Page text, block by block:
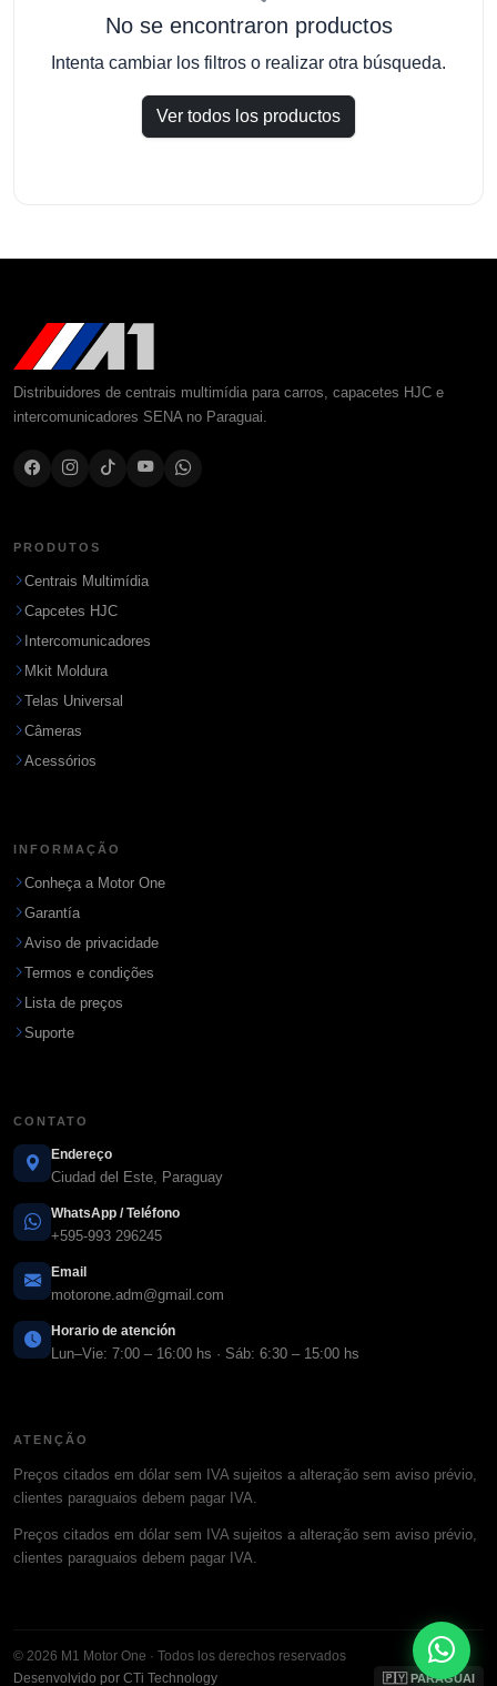
No se encontraron productos
Intenta cambiar los filtros o realizar otra búsqueda.
Ver todos los productos
Distribuidores de centrais multimídia para carros, capacetes HJC e
intercomunicadores SENA no Paraguai.
PRODUTOS
Centrais Multimídia
Capcetes HJC
Intercomunicadores
Mkit Moldura
Telas Universal
Câmeras
Acessórios
INFORMAÇÃO
Conheça a Motor One
Garantía
Aviso de privacidade
Termos e condições
Lista de preços
Suporte
CONTATO
Endereço
Ciudad del Este, Paraguay
WhatsApp / Teléfono
+595-993 296245
Email
motorone.adm@gmail.com
Horario de atención
Lun–Vie: 7:00 – 16:00 hs · Sáb: 6:30 – 15:00 hs
ATENÇÃO
Preços citados em dólar sem IVA sujeitos a alteração sem aviso prévio,
clientes paraguaios debem pagar IVA.
Preços citados em dólar sem IVA sujeitos a alteração sem aviso prévio,
clientes paraguaios debem pagar IVA.
© 2026 M1 Motor One · Todos los derechos reservados
Desenvolvido por CTi Technology
🇵🇾 PARAGUAI